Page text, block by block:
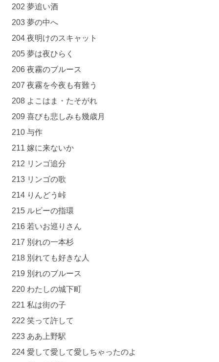
202 夢追い酒
203 夢の中へ
204 夜明けのスキャット
205 夢は夜ひらく
206 夜霧のブルース
207 夜霧を今夜も有難う
208 よこはま・たそがれ
209 喜びも悲しみも幾歳月
210 与作
211 嫁に来ないか
212 リンゴ追分
213 リンゴの歌
214 りんどう峠
215 ルビーの指環
216 若いお巡りさん
217 別れの一本杉
218 別れても好きな人
219 別れのブルース
220 わたしの城下町
221 私は街の子
222 笑って許して
223 ああ上野駅
224 愛して愛して愛しちゃったのよ